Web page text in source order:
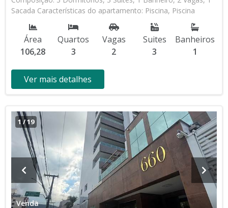
Sacada Características do apartamento: Piscina, Piscina
Infantil, Sauna, Salão de Jogos, Salão de Festas, Quadra,
Espaço Kids, Espaço Gourmet, Cinema, Academia * Os
valores e disponibilidade podem ser alterados sem prévio
aviso. Favor verificar entrando em contato com nossa equipe
Área
106,28
Quartos
3
Vagas
2
Suites
3
Banheiros
1
Ver mais detalhes
1/19
Venda